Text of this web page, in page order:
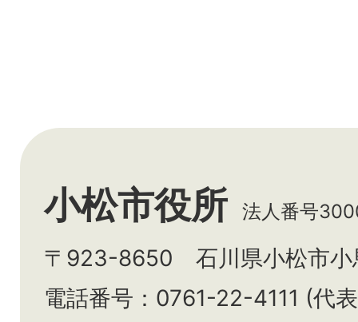
小松市役所 法人番号
〒923-8650 石川県小松市小
電話番号：0761-22-4111 (代